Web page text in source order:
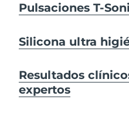
Pulsaciones T-
Silicona ultra
Resultados
expertos